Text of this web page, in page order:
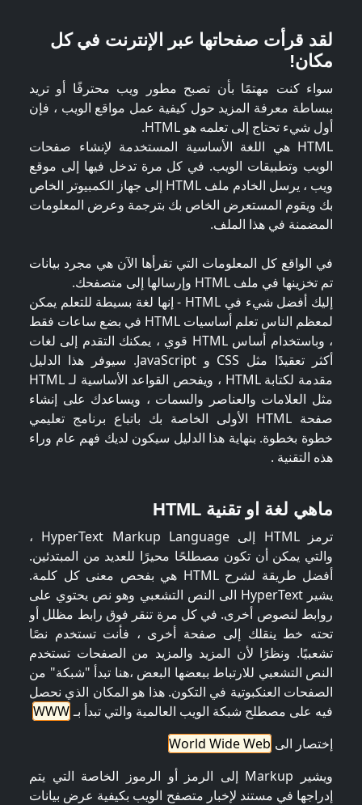
لقد قرأت صفحاتها عبر الإنترنت في كل
مكان!
سواء كنت مهتمًا بأن تصبح مطور ويب محترفًا أو تريد
ببساطة معرفة المزيد حول كيفية عمل مواقع الويب ، فإن
أول شيء تحتاج إلى تعلمه هو HTML.
HTML هي اللغة الأساسية المستخدمة لإنشاء صفحات
الويب وتطبيقات الويب. في كل مرة تدخل فيها إلى موقع
ويب ، يرسل الخادم ملف HTML إلى جهاز الكمبيوتر الخاص
بك ويقوم المستعرض الخاص بك بترجمة وعرض المعلومات
المضمنة في هذا الملف.
في الواقع كل المعلومات التي تقرأها الآن هي مجرد بيانات
تم تخزينها في ملف HTML وإرسالها إلى متصفحك.
إليك أفضل شيء في HTML - إنها لغة بسيطة للتعلم يمكن
لمعظم الناس تعلم أساسيات HTML في بضع ساعات فقط
، وباستخدام أساس HTML قوي ، يمكنك التقدم إلى لغات
أكثر تعقيدًا مثل CSS و JavaScript. سيوفر هذا الدليل
مقدمة لكتابة HTML ، ويفحص القواعد الأساسية لـ HTML
مثل العلامات والعناصر والسمات ، ويساعدك على إنشاء
صفحة HTML الأولى الخاصة بك باتباع برنامج تعليمي
خطوة بخطوة. بنهاية هذا الدليل سيكون لديك فهم عام وراء
هذه التقنية .
ماهي لغة او تقنية HTML
ترمز HTML إلى HyperText Markup Language ،
والتي يمكن أن تكون مصطلحًا محيرًا للعديد من المبتدئين.
أفضل طريقة لشرح HTML هي بفحص معنى كل كلمة.
يشير HyperText الى النص التشعبي وهو نص يحتوي على
روابط لنصوص أخرى. في كل مرة تنقر فوق رابط مظلل أو
تحته خط ينقلك إلى صفحة أخرى ، فأنت تستخدم نصًا
تشعبيًا. ونظرًا لأن المزيد والمزيد من الصفحات تستخدم
النص التشعبي للارتباط ببعضها البعض ،هنا تبدأ "شبكة" من
الصفحات العنكبوتية في التكون. هذا هو المكان الذي نحصل
فيه على مصطلح شبكة الويب العالمية والتي تبدأ بـWWW
إختصار الى World Wide Web
ويشير Markup إلى الرمز أو الرموز الخاصة التي يتم
إدراجها في مستند لإخبار متصفح الويب بكيفية عرض بيانات